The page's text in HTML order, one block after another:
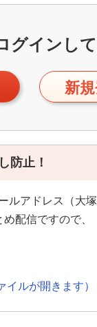
グインし
新規
防止！
ルアドレス（大塚
配信ですので、
ルが開きます）